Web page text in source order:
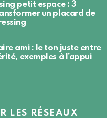
petit espace : 3
un placard de
ami : le ton juste entre
exemples à l’appui
LES RÉSEAUX